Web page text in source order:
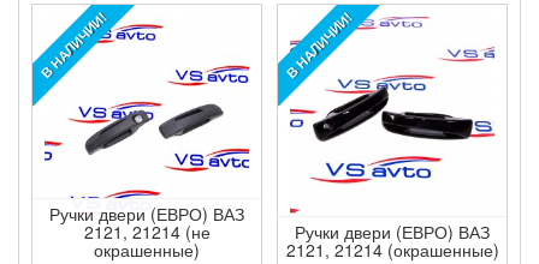
В НАЛИЧИИ!
Ручки двери (ЕВРО) ВАЗ
2121, 21214 (не
окрашенные)
В НАЛИЧИИ!
Ручки двери (ЕВРО) ВАЗ
2121, 21214 (окрашенные)